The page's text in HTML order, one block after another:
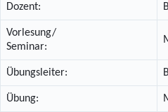
Dozent:
Vorlesung/
Seminar:
Übungsleiter:
Übung: